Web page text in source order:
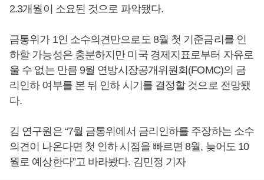
2.3개월이 소요된 것으로 파악됐다.
금통위가 1인 소수의견만으로도 8월 첫 기준금리를 인
하할 가능성은 충분하지만 미국 경제지표로부터 자유로
울 수 없는 만큼 9월 연방시장공개위원회(FOMC)의 금
리인하 여부를 본 뒤 인하 시기를 결정할 것으로 전망됐
다.
김 연구원은 “7월 금통위에서 금리인하를 주장하는 소수
의견이 나온다면 첫 인하 시점을 빠르면 8월, 늦어도 10
월로 예상한다”고 바라봤다. 김민정 기자